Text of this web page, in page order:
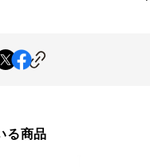
る商品